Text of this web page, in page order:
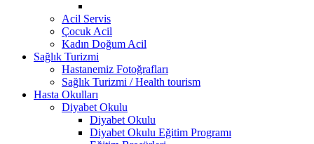
Acil Servis
Çocuk Acil
Kadın Doğum Acil
Sağlık Turizmi
Hastanemiz Fotoğrafları
Sağlık Turizmi / Health tourism
Hasta Okulları
Diyabet Okulu
Diyabet Okulu
Diyabet Okulu Eğitim Programı